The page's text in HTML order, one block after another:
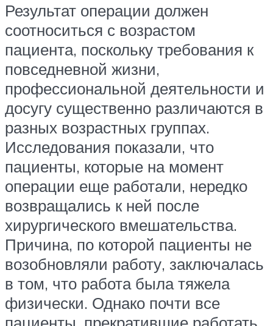
Результат операции должен
соотноситься с возрастом
пациента, поскольку требования к
повседневной жизни,
профессиональной деятельности и
досугу существенно различаются в
разных возрастных группах.
Исследования показали, что
пациенты, которые на момент
операции еще работали, нередко
возвращались к ней после
хирургического вмешательства.
Причина, по которой пациенты не
возобновляли работу, заключалась
в том, что работа была тяжела
физически. Однако почти все